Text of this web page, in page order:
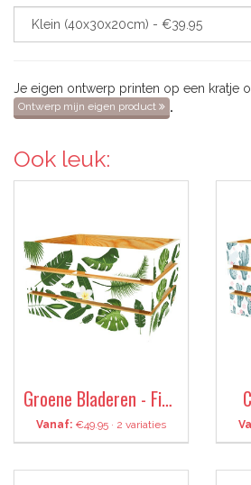
Je eigen ontwerp printen op een kratje
Ontwerp mijn eigen product .
Ook leuk:
Groene Bladeren - Fietskrat
Vanaf: €49.95 · 2 variaties